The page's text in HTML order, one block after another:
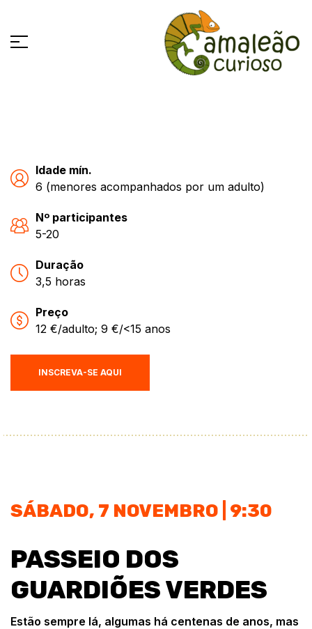
Idade mín.
6 (menores acompanhados por um adulto)
Nº participantes
5-20
Duração
3,5 horas
Preço
12 €/adulto; 9 €/<15 anos
INSCREVA-SE AQUI
SÁBADO, 7 NOVEMBRO | 9:30
PASSEIO DOS
GUARDIÕES VERDES
Estão sempre lá, algumas há centenas de anos, mas